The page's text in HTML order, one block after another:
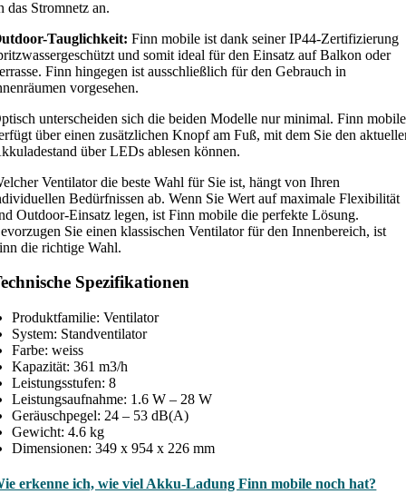
das Stromnetz an.
Tauglichkeit: Finn mobile ist dank seiner IP44-Zertifizierung
und somit ideal für den Einsatz auf Balkon oder
Finn hingegen ist ausschließlich für den Gebrauch in
vorgesehen.
unterscheiden sich die beiden Modelle nur minimal. Finn mobile
über einen zusätzlichen Knopf am Fuß, mit dem Sie den
über LEDs ablesen können.
Ventilator die beste Wahl für Sie ist, hängt von Ihren
Bedürfnissen ab. Wenn Sie Wert auf maximale Flexibilität
Outdoor-Einsatz legen, ist Finn mobile die perfekte Lösung.
Sie einen klassischen Ventilator für den Innenbereich, ist
die richtige Wahl.
Spezifikationen
Produktfamilie: Ventilator
System: Standventilator
Farbe: weiss
Kapazität: 361 m3/h
Leistungsstufen: 8
Leistungsaufnahme: 1.6 W – 28 W
Geräuschpegel: 24 – 53 dB(A)
Gewicht: 4.6 kg
Dimensionen: 349 x 954 x 226 mm
erkenne ich, wie viel Akku-Ladung Finn mobile noch hat?